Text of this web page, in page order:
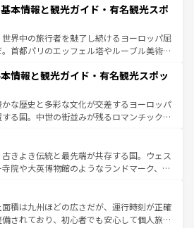
タリア情報はコンテンツ一覧を参照してほ
の国では、情熱的なフラメンコ、熱気あふ
て美味しいタパスが生活の一部となってい
ードの洗練された雰囲気や、バルセロナの
街角から、地方では古代ローマ遺跡や中世
って風土や気候が異なるスペインはその個
を参照してほしい。
本情報と観光ガイド・有名観光スポ
界中の旅行者を魅了し続けるヨーロッパ屈
首都パリのエッフェル塔やルーブル美術館
が詰まっている。華麗な宮殿、歴史的な大
ーチ、そして豊かな自然が、訪れる者を心
。また、フランスは美食の国としても知ら
理はユネスコ無形文化遺産にも登録されて
ダー畑など、多彩な楽しみ方が可能だ。さ
外の地域にも魅力が溢れており、どの街角に
文化が息づいている。パリ以外の個性あふ
い。
情報と観光ガイド・有名観光スポッ
かな歴史と多彩な文化が交差するヨーロッパ
る国。中世の街並みが残るロマンチック街
は、どこを歩いても飽きることがない。ベ
活気、バイエルン州のアルプスの絶景、そ
沿いのワイン畑といった風景は必見。ビール
はぜひ体験してほしい。 なお、新着の
コンテンツ一覧を参照してほしい。
きよき伝統と最先端が共存する国。ウェス
寺院や大英博物館のようなランドマーク、歴
る魅力がある。また、優雅なアフタヌーン
ル好きにはたまらない英国パブ、サッカー観
からこそできる体験も豊富。イギリスを旅
面積は九州ほどの広さだが、運行時刻が正確
されており、初心者でも安心して個人旅行